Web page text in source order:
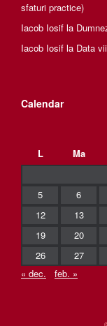
sfaturi practice)
Iacob Iosif la
Iacob Iosif la Data
Calendar
L
Ma
5
6
12
13
19
20
26
27
« dec.
feb. »